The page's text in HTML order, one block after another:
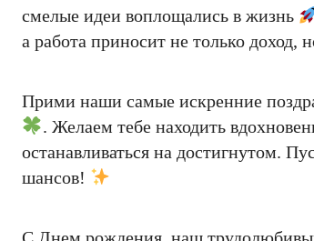
смелые идеи воплощались в жизнь
а работа приносит не только
Прими наши самые искренние
. Желаем тебе находить
останавливаться на достигнутом.
шансов!